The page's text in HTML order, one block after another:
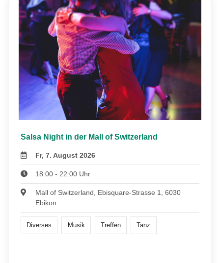
Salsa Night in der Mall of Switzerland
Fr, 7. August 2026
18:00 - 22:00 Uhr
Mall of Switzerland, Ebisquare-Strasse 1, 6030
Ebikon
Diverses Musik Treffen Tanz